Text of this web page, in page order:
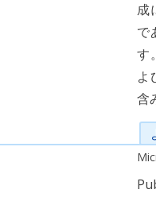
成
で
す
よ
含